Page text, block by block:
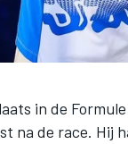
in de
na de race. Hij